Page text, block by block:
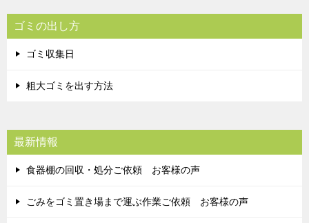
ゴミの出し方
ゴミ収集日
粗大ゴミを出す方法
最新情報
食器棚の回収・処分ご依頼 お客様の声
ごみをゴミ置き場まで運ぶ作業ご依頼 お客様の声